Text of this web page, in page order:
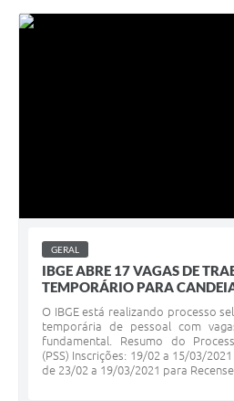
GERAL
IBGE ABRE 17 VAGAS DE
TEMPORÁRIO PARA
O IBGE está realizando processo
temporária de pessoal com
fundamental. Resumo do
(PSS) Inscrições: 19/02 a 15/03/
de 23/02 a 19/03/2021 para